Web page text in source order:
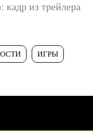
кадр из трейлера
ИГРЫ